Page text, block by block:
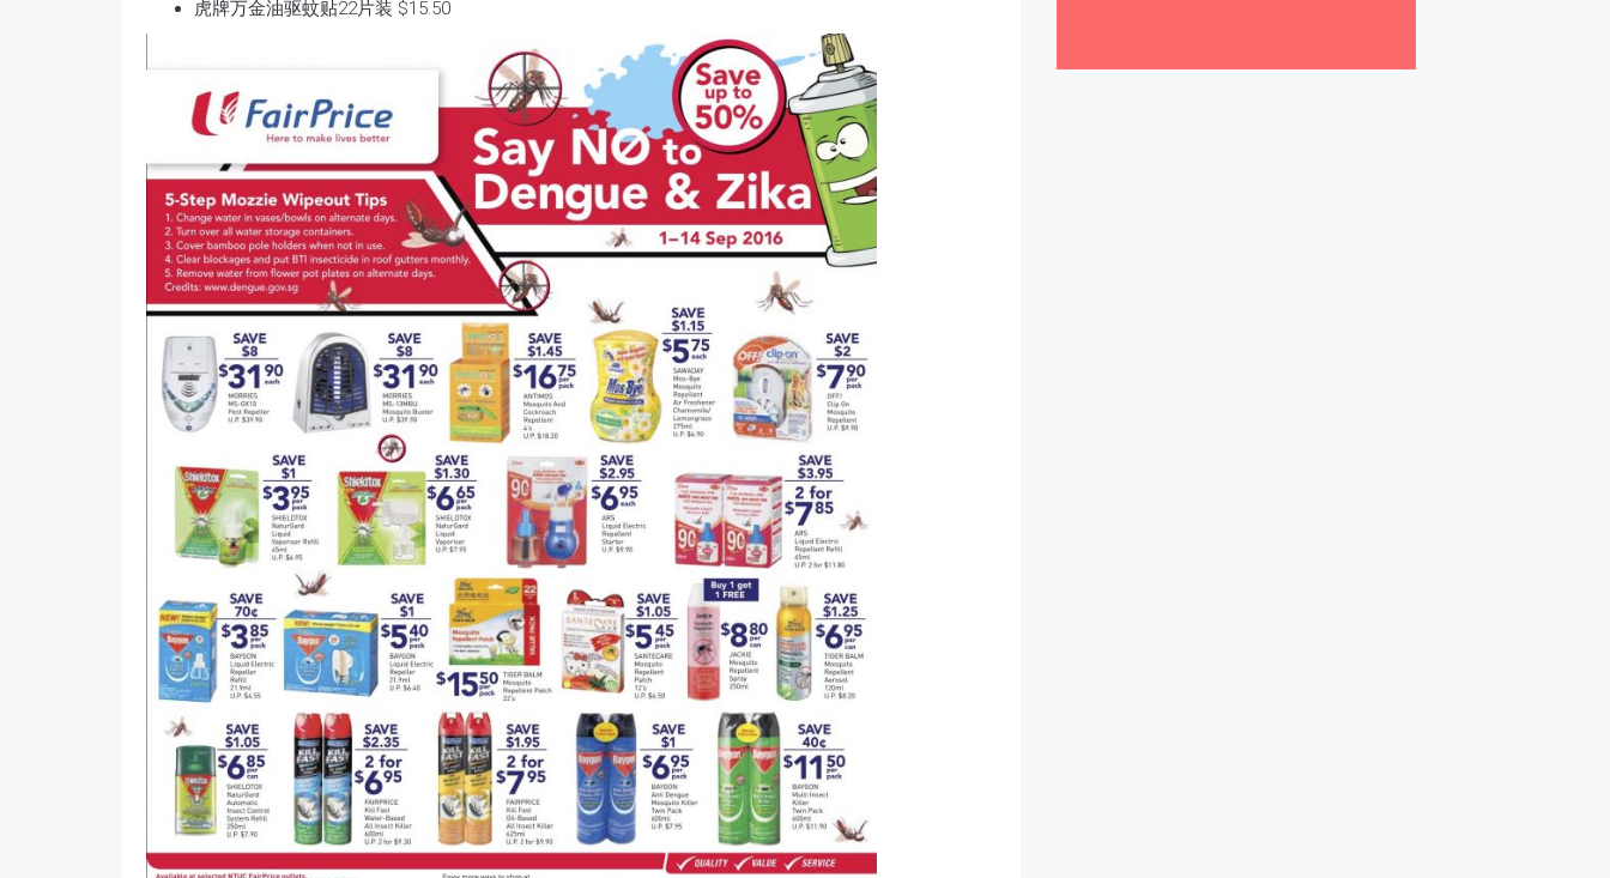
虎牌万金油驱蚊贴22片装 $15.50